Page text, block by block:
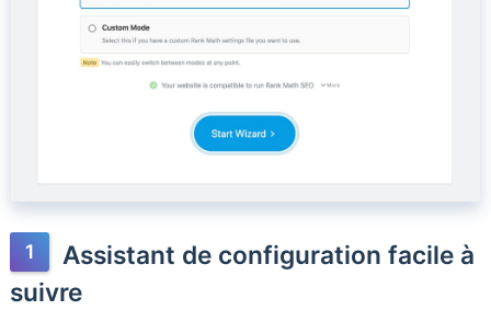
Assistant de configuration facile à
suivre